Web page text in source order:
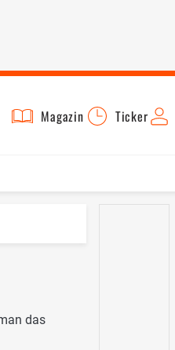
Magazin Ticker
das